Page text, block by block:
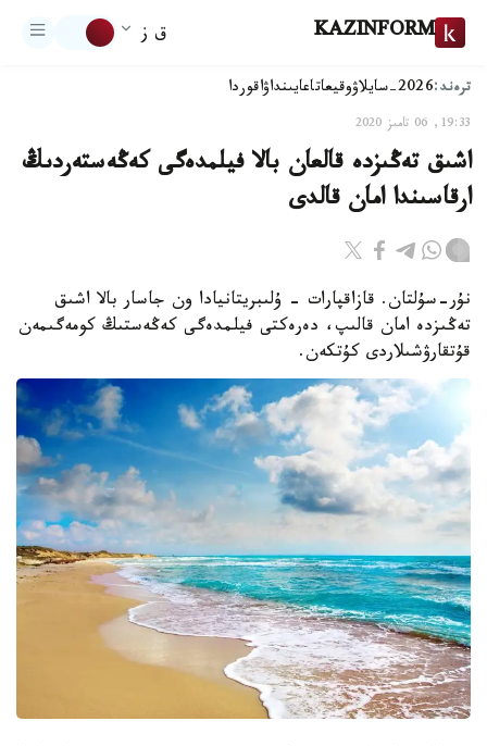
KAZINFORM ق ز
ترەند:2026-سايلاۋ وقيعاتاعايىنداۋاقوردا
19:33, 06 تامىز 2020
اشىق تەڭىزدە قالعان بالا فيلمدەگى كەڭەستەردىڭ
ارقاسىندا امان قالدى
نۇر-سۇلتان. قازاقپارات - ۇلىبريتانيادا ون جاسار بالا اشىق
تەڭىزدە امان قالىپ، دەرەكتى فيلمدەگى كەڭەستىڭ كومەگىمەن
قۇتقارۋشىلاردى كۇتكەن.